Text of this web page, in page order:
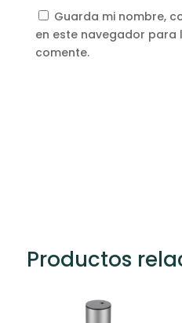
Guarda mi nombre,
en este navegador para
comente.
Productos